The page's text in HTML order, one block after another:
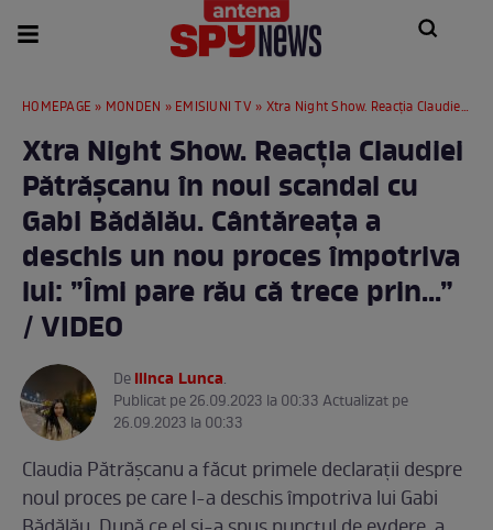
HOMEPAGE » MONDEN » EMISIUNI TV » Xtra Night Show. Reacția Claudiei Pătrășcanu în noul scandal cu Gabi Bădălău. Cântăreața a deschis un nou proces împotriva lui: ”Îmi pare rău că trece prin...” / VIDEO
Xtra Night Show. Reacția Claudiei
Pătrășcanu în noul scandal cu
Gabi Bădălău. Cântăreața a
deschis un nou proces împotriva
lui: ”Îmi pare rău că trece prin...”
/ VIDEO
DeIlinca Lunca.
Publicat pe 26.09.2023 la 00:33 Actualizat pe
26.09.2023 la 00:33
Claudia Pătrășcanu a făcut primele declarații despre
noul proces pe care l-a deschis împotriva lui Gabi